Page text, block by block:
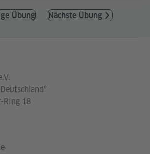
Übung Nächste Übung
Ring 18